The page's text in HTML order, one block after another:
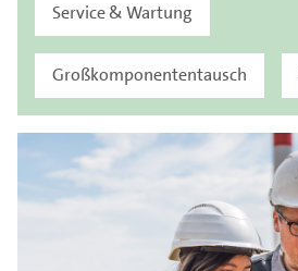
Service & Wartung
Großkomponententausch